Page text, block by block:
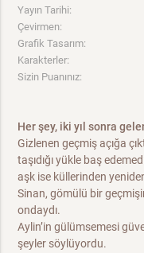
Yayın Tarihi:
Çevirmen:
Grafik Tasarım:
Karakterler:
Sizin Puanınız:
Her şey, iki yıl sonra
Gizlenen geçmiş açığa
taşıdığı yükle baş
aşk ise küllerinden
Sinan, gömülü bir
ondaydı.
Aylin’in gülümsemesi
şeyler söylüyordu.